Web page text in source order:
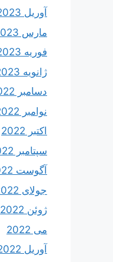
آوریل 2023
مارس 2023
فوریه 2023
ژانویه 2023
دسامبر 2022
نوامبر 2022
اکتبر 2022
سپتامبر 2022
آگوست 2022
جولای 2022
ژوئن 2022
می 2022
آوریل 2022